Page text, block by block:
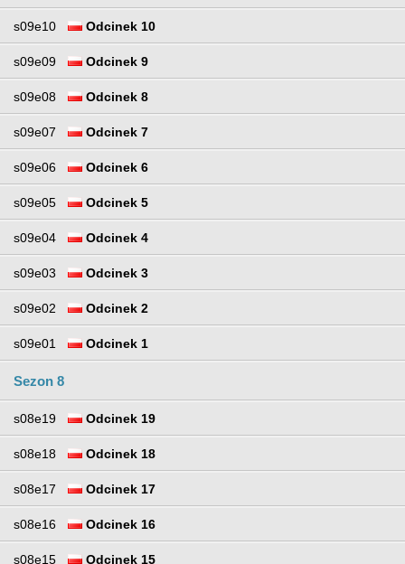
s09e10 Odcinek 10
s09e09 Odcinek 9
s09e08 Odcinek 8
s09e07 Odcinek 7
s09e06 Odcinek 6
s09e05 Odcinek 5
s09e04 Odcinek 4
s09e03 Odcinek 3
s09e02 Odcinek 2
s09e01 Odcinek 1
Sezon 8
s08e19 Odcinek 19
s08e18 Odcinek 18
s08e17 Odcinek 17
s08e16 Odcinek 16
s08e15 Odcinek 15